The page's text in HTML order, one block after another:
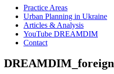
Practice Areas
Urban Planning in Ukraine
Articles & Analysis
YouTube DREAMDIM
Contact
DREAMDIM_foreign